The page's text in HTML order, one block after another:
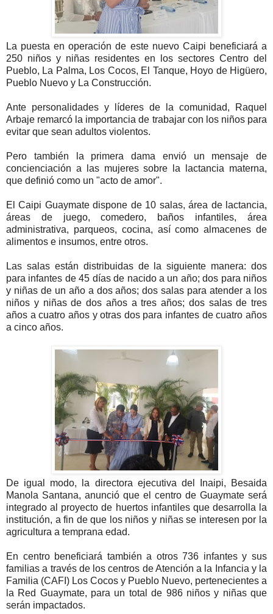
La puesta en operación de este nuevo Caipi beneficiará a
250 niños y niñas residentes en los sectores Centro del
Pueblo, La Palma, Los Cocos, El Tanque, Hoyo de Higüero,
Pueblo Nuevo y La Construcción.
Ante personalidades y líderes de la comunidad, Raquel
Arbaje remarcó la importancia de trabajar con los niños para
evitar que sean adultos violentos.
Pero también la primera dama envió un mensaje de
concienciación a las mujeres sobre la lactancia materna,
que definió como un "acto de amor".
El Caipi Guaymate dispone de 10 salas, área de lactancia,
áreas de juego, comedero, baños infantiles, área
administrativa, parqueos, cocina, así como almacenes de
alimentos e insumos, entre otros.
Las salas están distribuidas de la siguiente manera: dos
para infantes de 45 días de nacido a un año; dos para niños
y niñas de un año a dos años; dos salas para atender a los
niños y niñas de dos años a tres años; dos salas de tres
años a cuatro años y otras dos para infantes de cuatro años
a cinco años.
De igual modo, la directora ejecutiva del Inaipi, Besaida
Manola Santana, anunció que el centro de Guaymate será
integrado al proyecto de huertos infantiles que desarrolla la
institución, a fin de que los niños y niñas se interesen por la
agricultura a temprana edad.
En centro beneficiará también a otros 736 infantes y sus
familias a través de los centros de Atención a la Infancia y la
Familia (CAFI) Los Cocos y Pueblo Nuevo, pertenecientes a
la Red Guaymate, para un total de 986 niños y niñas que
serán impactados.